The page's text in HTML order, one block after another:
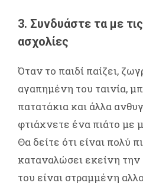
3. Συνδυάστε τα με
ασχολίες
Όταν το παιδί παίζει,
αγαπημένη του ταινία,
πατατάκια και άλλα
φτιάχνετε ένα πιάτο με
Θα δείτε ότι είναι πολύ
καταναλώσει εκείνη
του είναι στραμμένη